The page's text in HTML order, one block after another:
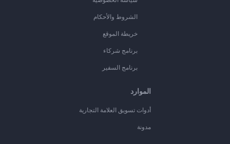
الشروط والأحكام
خريطة الموقع
برنامج شركاء
برنامج السفير
الموارد
أدوات تسويق العلامة التجارية
مدونة